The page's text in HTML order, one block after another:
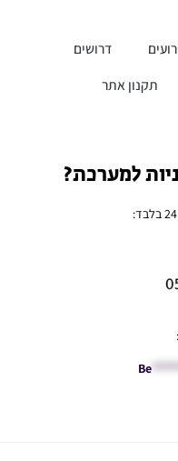
דרושים
תקנון אתר
למערכת?
Be